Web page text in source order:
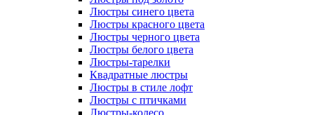
Люстры синего цвета
Люстры красного цвета
Люстры черного цвета
Люстры белого цвета
Люстры-тарелки
Квадратные люстры
Люстры в стиле лофт
Люстры с птичками
Люстры-колесо